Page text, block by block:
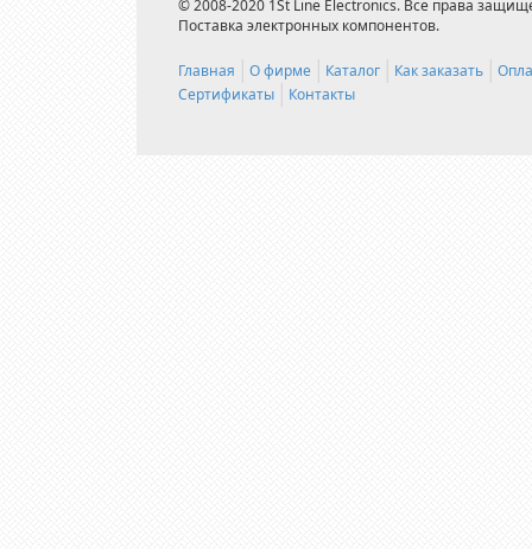
© 2008-2020 1St Line Electronics. Все права
Поставка электронных компонентов.
Главная О фирме Каталог Как заказать
Сертификаты
Контакты